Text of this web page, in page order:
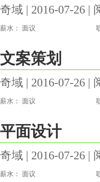
奇域 | 2016-07-26 |
薪水： 面议
文案策划
奇域 | 2016-07-26 |
薪水： 面议
平面设计
奇域 | 2016-07-26 |
薪水： 面议